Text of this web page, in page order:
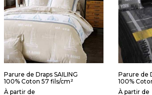
Parure de Draps SAILING
100% Coton 57 fils/cm²
Parure de
100%